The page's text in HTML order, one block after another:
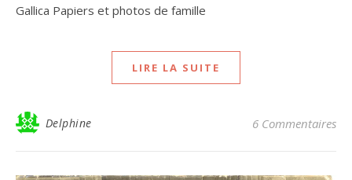
Gallica Papiers et photos de famille
LIRE LA SUITE
Delphine 6 Commentaires